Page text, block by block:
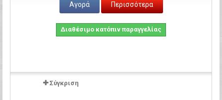
Αγορά Περισσότερα
Διαθέσιμο κατόπιν παραγγελίας
Σύγκριση